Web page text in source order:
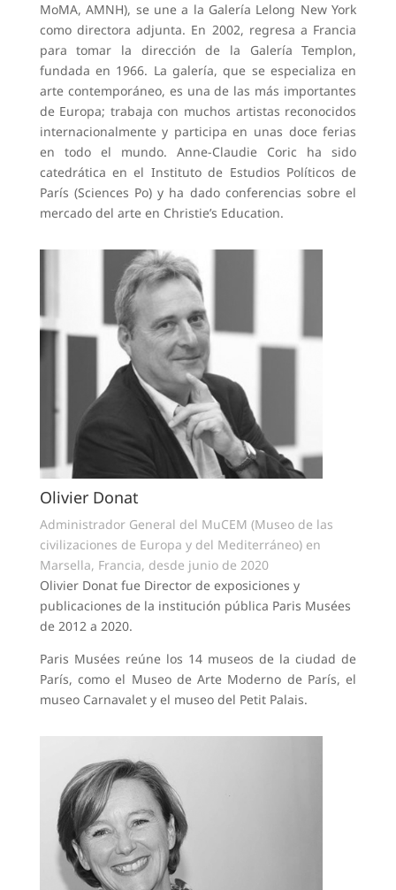
MoMA, AMNH), se une a la Galería Lelong New York
como directora adjunta. En 2002, regresa a Francia
para tomar la dirección de la Galería Templon,
fundada en 1966. La galería, que se especializa en
arte contemporáneo, es una de las más importantes
de Europa; trabaja con muchos artistas reconocidos
internacionalmente y participa en unas doce ferias
en todo el mundo. Anne-Claudie Coric ha sido
catedrática en el Instituto de Estudios Políticos de
París (Sciences Po) y ha dado conferencias sobre el
mercado del arte en Christie’s Education.
Olivier Donat
Administrador General del MuCEM (Museo de las
civilizaciones de Europa y del Mediterráneo) en
Marsella, Francia, desde junio de 2020
Olivier Donat fue Director de exposiciones y
publicaciones de la institución pública Paris Musées
de 2012 a 2020.
Paris Musées reúne los 14 museos de la ciudad de
París, como el Museo de Arte Moderno de París, el
museo Carnavalet y el museo del Petit Palais.